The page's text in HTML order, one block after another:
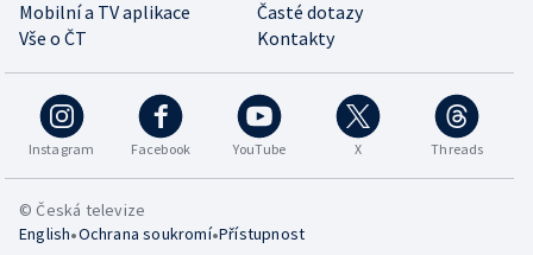
Mobilní a TV aplikace
Časté dotazy
Vše o ČT
Kontakty
Instagram Facebook YouTube X Threads
© Česká televize
English•Ochrana soukromí•Přístupnost